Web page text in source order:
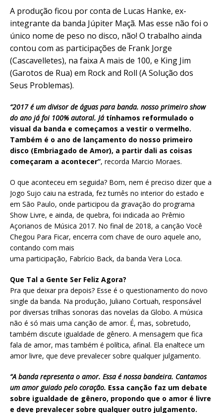
A produção ficou por conta de Lucas Hanke, ex-
integrante da banda Júpiter Maçã. Mas esse não foi o
único nome de peso no disco, não! O trabalho ainda
contou com as participações de Frank Jorge
(Cascavelletes), na faixa A mais de 100, e King Jim
(Garotos de Rua) em Rock and Roll (A Solução dos
Seus Problemas).
“2017 é um divisor de águas para banda. nosso primeiro show
do ano já foi 100% autoral. Játínhamos reformulado o
visual da banda e começamos a vestir o vermelho.
Também é o ano de lançamento do nosso primeiro
disco (Embriagado de Amor), a partir dali as coisas
começaram a acontecer”, recorda Marcio Moraes.
O que aconteceu em seguida? Bom, nem é preciso dizer que a
Jogo Sujo caiu na estrada, fez turnês no interior do estado e
em São Paulo, onde participou da gravação do programa
Show Livre, e ainda, de quebra, foi indicada ao Prêmio
Açorianos de Música 2017. No final de 2018, a canção Você
Chegou Para Ficar, encerra com chave de ouro aquele ano,
contando com mais
uma participação, Fabrício Back, da banda Vera Loca.
Que Tal a Gente Ser Feliz Agora?
Pra que deixar pra depois? Esse é o questionamento do novo
single da banda. Na produção, Juliano Cortuah, responsável
por diversas trilhas sonoras das novelas da Globo. A música
não é só mais uma canção de amor. É, mas, sobretudo,
também discute igualdade de gênero. A mensagem que fica
fala de amor, mas também é política, afinal. Ela enaltece um
amor livre, que deve prevalecer sobre qualquer julgamento.
“A banda representa o amor. Essa é nossa bandeira. Cantamos
um amor guiado pelo coração. Essa canção faz um debate
sobre igualdade de gênero, propondo que o amor é livre
e deve prevalecer sobre qualquer outro julgamento.